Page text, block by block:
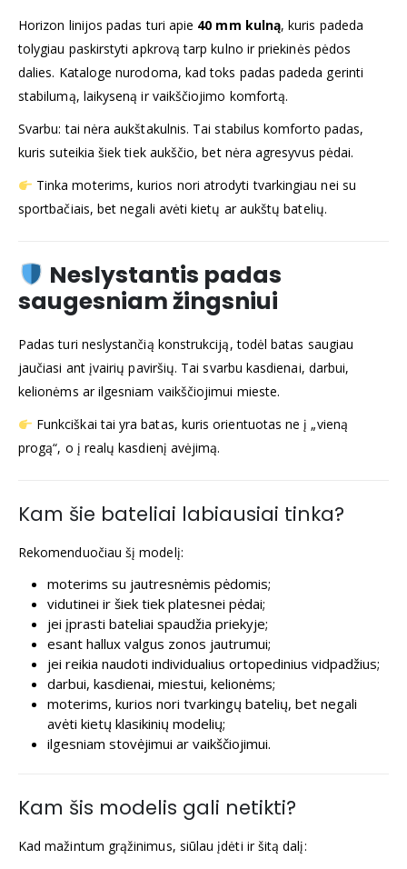
Horizon linijos padas turi apie 40 mm kulną, kuris padeda
tolygiau paskirstyti apkrovą tarp kulno ir priekinės pėdos
dalies. Kataloge nurodoma, kad toks padas padeda gerinti
stabilumą, laikyseną ir vaikščiojimo komfortą.
Svarbu: tai nėra aukštakulnis. Tai stabilus komforto padas,
kuris suteikia šiek tiek aukščio, bet nėra agresyvus pėdai.
Tinka moterims, kurios nori atrodyti tvarkingiau nei su
sportbačiais, bet negali avėti kietų ar aukštų batelių.
Neslystantis padas
saugesniam žingsniui
Padas turi neslystančią konstrukciją, todėl batas saugiau
jaučiasi ant įvairių paviršių. Tai svarbu kasdienai, darbui,
kelionėms ar ilgesniam vaikščiojimui mieste.
Funkciškai tai yra batas, kuris orientuotas ne į „vieną
progą“, o į realų kasdienį avėjimą.
Kam šie bateliai labiausiai tinka?
Rekomenduočiau šį modelį:
moterims su jautresnėmis pėdomis;
vidutinei ir šiek tiek platesnei pėdai;
jei įprasti bateliai spaudžia priekyje;
esant hallux valgus zonos jautrumui;
jei reikia naudoti individualius ortopedinius vidpadžius;
darbui, kasdienai, miestui, kelionėms;
moterims, kurios nori tvarkingų batelių, bet negali
avėti kietų klasikinių modelių;
ilgesniam stovėjimui ar vaikščiojimui.
Kam šis modelis gali netikti?
Kad mažintum grąžinimus, siūlau įdėti ir šitą dalį: